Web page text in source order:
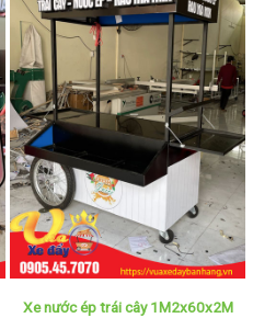
Xe nước ép trái cây 1M2x60x2M